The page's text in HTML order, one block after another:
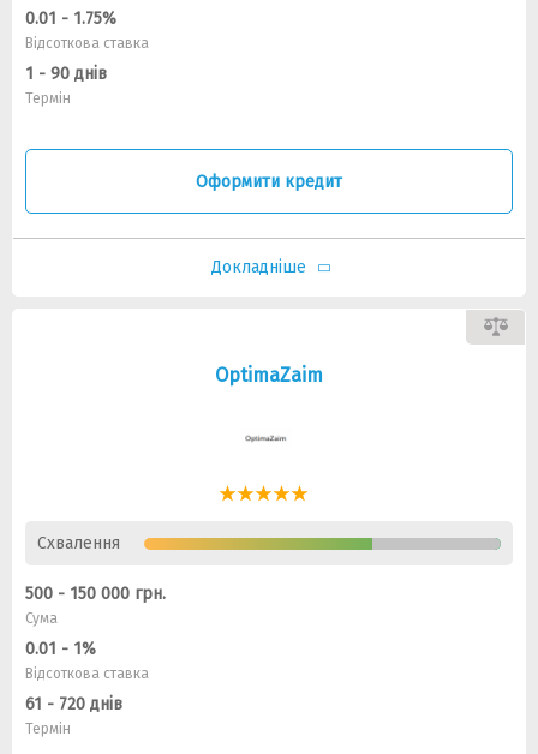
0.01 - 1.75%
Відсоткова ставка
1 - 90 днів
Термін
Оформити кредит
Докладніше
OptimaZaim
Схвалення
500 - 150 000 грн.
Сума
0.01 - 1%
Відсоткова ставка
61 - 720 днів
Термін